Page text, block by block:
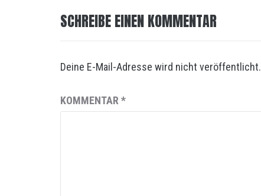
SCHREIBE EINEN KOMMENTAR
Deine E-Mail-Adresse wird nicht veröffentlicht.
KOMMENTAR *